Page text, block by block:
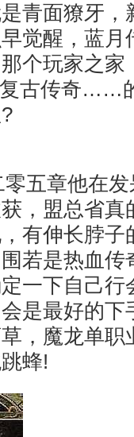
青面獠牙，
觉醒，蓝月
个玩家之家
古传奇……
五章他在发
，盟总省真
有伸长脖
若是热血传
一下自己行
是最好的下
，魔龙单职
蜂!